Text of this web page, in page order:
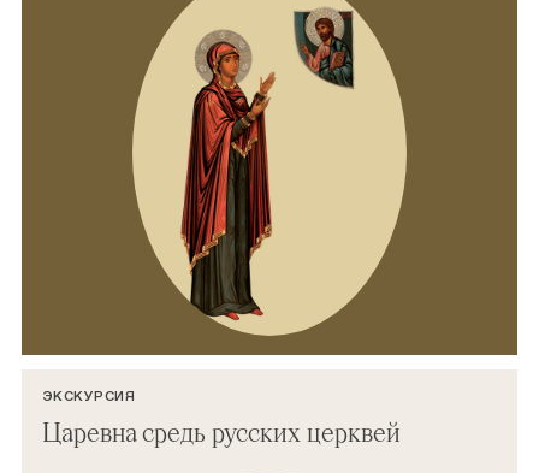
ЭКСКУРСИЯ
Царевна средь русских церквей